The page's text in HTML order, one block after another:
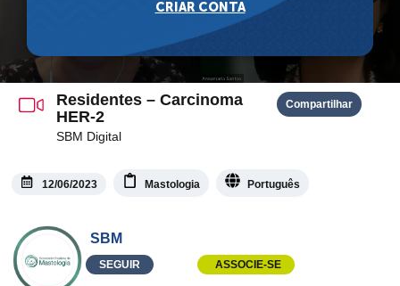
Residentes – Carcinoma
HER-2
SBM Digital
Compartilhar
12/06/2023 Mastologia Português
SBM
SEGUIR ASSOCIE-SE